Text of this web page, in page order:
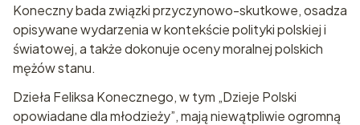
Koneczny bada związki przyczynowo-skutkowe, osadza
opisywane wydarzenia w kontekście polityki polskiej i
światowej, a także dokonuje oceny moralnej polskich
mężów stanu.
Dzieła Feliksa Konecznego, w tym „Dzieje Polski
opowiadane dla młodzieży”, mają niewątpliwie ogromną